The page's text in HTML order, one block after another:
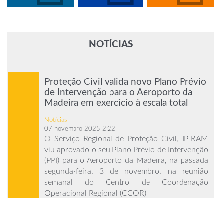
NOTÍCIAS
Proteção Civil valida novo Plano Prévio
de Intervenção para o Aeroporto da
Madeira em exercício à escala total
Notícias
07 novembro 2025 2:22
O Serviço Regional de Proteção Civil, IP-RAM
viu aprovado o seu Plano Prévio de Intervenção
(PPI) para o Aeroporto da Madeira, na passada
segunda-feira, 3 de novembro, na reunião
semanal do Centro de Coordenação
Operacional Regional (CCOR).